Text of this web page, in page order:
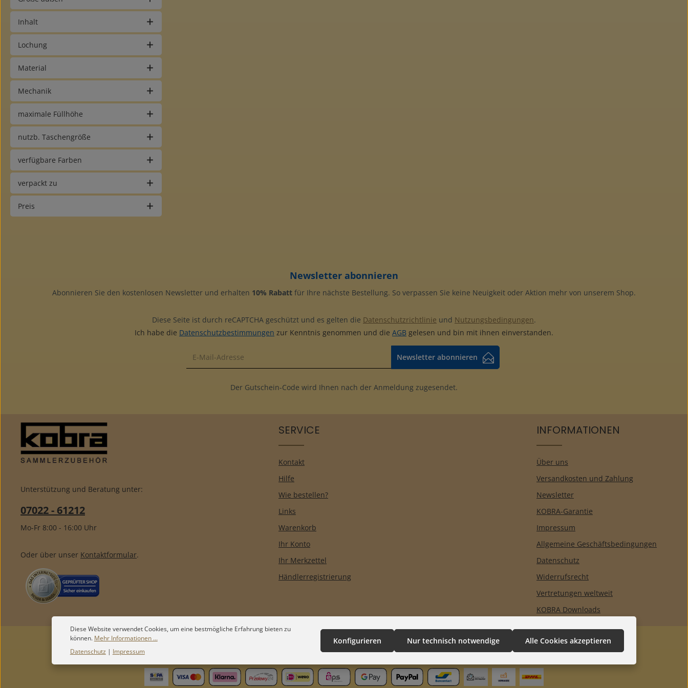
Inhalt
Lochung
Material
Mechanik
maximale Füllhöhe
nutzb. Taschengröße
verfügbare Farben
verpackt zu
Preis
Newsletter abonnieren
Abonnieren Sie den kostenlosen Newsletter und erhalten 10% Rabatt für Ihre nächste Bestellung. So verpassen Sie keine Neuigkeit oder Aktion mehr von unserem Shop.
Diese Seite ist durch reCAPTCHA geschützt und es gelten die Datenschutzrichtlinie und Nutzungsbedingungen.
Ich habe die Datenschutzbestimmungen zur Kenntnis genommen und die AGB gelesen und bin mit ihnen einverstanden.
Newsletter abonnieren
Der Gutschein-Code wird Ihnen nach der Anmeldung zugesendet.
Unterstützung und Beratung unter:
07022 - 61212
Mo-Fr 8:00 - 16:00 Uhr
Oder über unser Kontaktformular.
SERVICE
Kontakt
Hilfe
Wie bestellen?
Links
Warenkorb
Ihr Konto
Ihr Merkzettel
Händlerregistrierung
INFORMATIONEN
Über uns
Versandkosten und Zahlung
Newsletter
KOBRA-Garantie
Impressum
Allgemeine Geschäftsbedingungen
Datenschutz
Widerrufsrecht
Vertretungen weltweit
KOBRA Downloads
Diese Website verwendet Cookies, um eine bestmögliche Erfahrung bieten zu
können. Mehr Informationen ...
Datenschutz | Impressum
Nur technisch notwendige
Konfigurieren Alle Cookies akzeptieren